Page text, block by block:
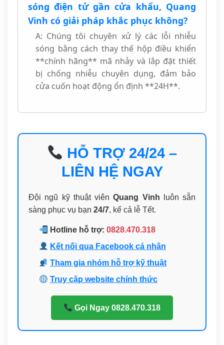
sóng điện tử gần cửa khẩu, Quang
Vinh có giải pháp khắc phục không?
A: Chúng tôi chuyên xử lý các lỗi nhiễu
sóng bằng cách thay thế hộp điều khiển
**chính hãng** mã nhảy và lắp đặt thiết
bị chống nhiễu chuyên dụng, đảm bảo
cửa cuốn hoạt động ổn định **24H**.
HỖ TRỢ 24/24 –
LIÊN HỆ NGAY
Đội ngũ kỹ thuật viênQuang Vinh luôn sẵn
sàng phục vụ bạn 24/7, kể cả lễ Tết.
Hotline hỗ trợ: 0828.470.318
Kết nối qua Facebook cá nhân
Tham gia nhóm hỗ trợ kỹ thuật
Truy cập website chính thức
Gọi Ngay 0828.470.318